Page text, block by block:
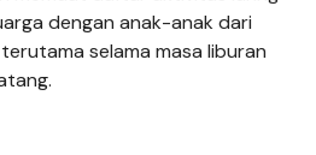
dengan anak-anak dari
selama masa liburan